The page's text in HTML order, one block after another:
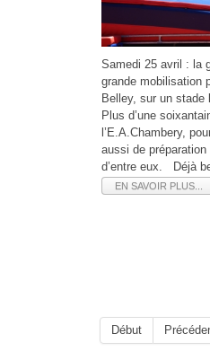
Samedi 25 avril : la
grande mobilisation
Belley, sur un stade
Plus d’une
l’E.A.Chambery,
aussi de
d’entre eux. Déjà
EN SAVOIR PLUS...
Début